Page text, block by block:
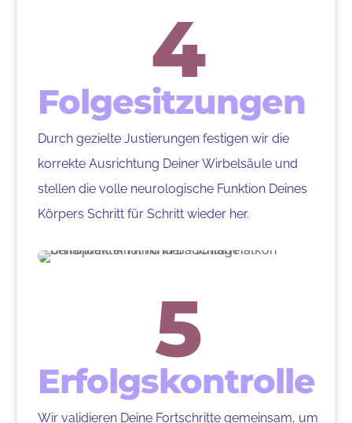
4
Folgesitzungen
Durch gezielte Justierungen festigen wir die
korrekte Ausrichtung Deiner Wirbelsäule und
stellen die volle neurologische Funktion Deines
Körpers Schritt für Schritt wieder her.
5
Erfolgskontrolle
Wir validieren Deine Fortschritte gemeinsam, um